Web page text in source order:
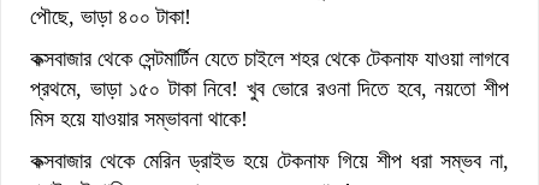
পৌছে, ভাড়া ৪০০ টাকা!
কক্সবাজার থেকে সেন্টমার্টিন যেতে চাইলে শহর থেকে টেকনাফ যাওয়া লাগবে
প্রথমে, ভাড়া ১৫০ টাকা নিবে! খুব ভোরে রওনা দিতে হবে, নয়তো শীপ
মিস হয়ে যাওয়ার সম্ভাবনা থাকে!
কক্সবাজার থেকে মেরিন ড্রাইভ হয়ে টেকনাফ গিয়ে শীপ ধরা সম্ভব না,